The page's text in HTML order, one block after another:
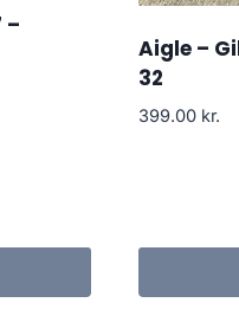
–
Aigle –
32
399.00 kr.